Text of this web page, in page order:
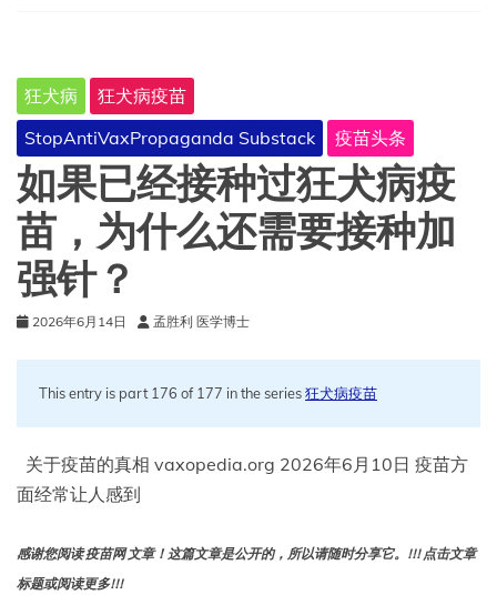
忽
略
的
犬
类
疫
苗
狂犬病
狂犬病疫苗
StopAntiVaxPropaganda Substack
疫苗头条
如果已经接种过狂犬病疫
苗，为什么还需要接种加
强针？
2026年6月14日 孟胜利 医学博士
This entry is part 176 of 177 in the series狂犬病疫苗
关于疫苗的真相 vaxopedia.org 2026年6月10日 疫苗方
面经常让人感到
感谢您阅读 疫苗网 文章！这篇文章是公开的，所以请随时分享它。!!! 点击文章
标题或阅读更多!!!